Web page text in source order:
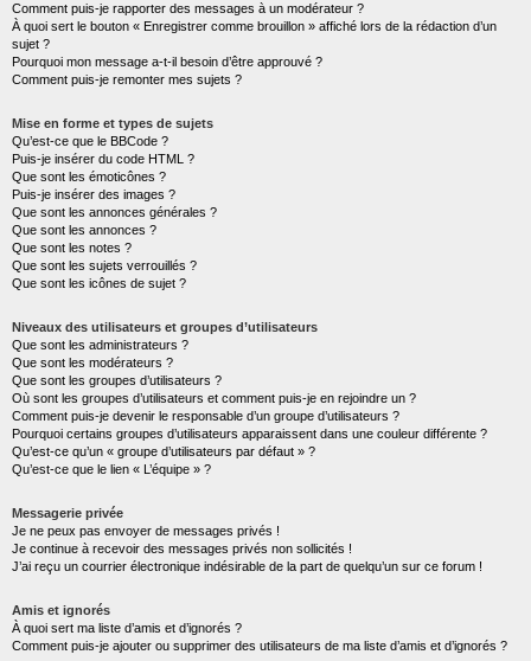
Comment puis-je rapporter des messages à un modérateur ?
À quoi sert le bouton « Enregistrer comme brouillon » affiché lors de la rédaction d’un
sujet ?
Pourquoi mon message a-t-il besoin d’être approuvé ?
Comment puis-je remonter mes sujets ?
Mise en forme et types de sujets
Qu’est-ce que le BBCode ?
Puis-je insérer du code HTML ?
Que sont les émoticônes ?
Puis-je insérer des images ?
Que sont les annonces générales ?
Que sont les annonces ?
Que sont les notes ?
Que sont les sujets verrouillés ?
Que sont les icônes de sujet ?
Niveaux des utilisateurs et groupes d’utilisateurs
Que sont les administrateurs ?
Que sont les modérateurs ?
Que sont les groupes d’utilisateurs ?
Où sont les groupes d’utilisateurs et comment puis-je en rejoindre un ?
Comment puis-je devenir le responsable d’un groupe d’utilisateurs ?
Pourquoi certains groupes d’utilisateurs apparaissent dans une couleur différente ?
Qu’est-ce qu’un « groupe d’utilisateurs par défaut » ?
Qu’est-ce que le lien « L’équipe » ?
Messagerie privée
Je ne peux pas envoyer de messages privés !
Je continue à recevoir des messages privés non sollicités !
J’ai reçu un courrier électronique indésirable de la part de quelqu’un sur ce forum !
Amis et ignorés
À quoi sert ma liste d’amis et d’ignorés ?
Comment puis-je ajouter ou supprimer des utilisateurs de ma liste d’amis et d’ignorés ?